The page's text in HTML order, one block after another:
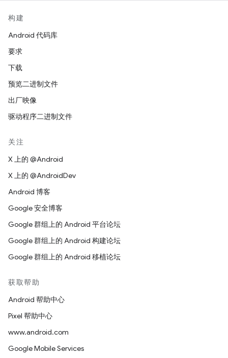
构建
Android 代码库
要求
下载
预览二进制文件
出厂映像
驱动程序二进制文件
关注
X 上的 @Android
X 上的 @AndroidDev
Android 博客
Google 安全博客
Google 群组上的 Android 平台论坛
Google 群组上的 Android 构建论坛
Google 群组上的 Android 移植论坛
获取帮助
Android 帮助中心
Pixel 帮助中心
www.android.com
Google Mobile Services